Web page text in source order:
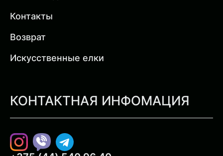
Контакты
Возврат
Искусственные елки
КОНТАКТНАЯ ИНФОМАЦИЯ
Instagram
Viber Telegram